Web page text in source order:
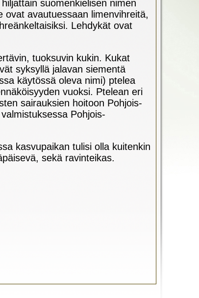
suomenkielisen nimen
ovat avautuessaan limenvihreitä,
Lehdykät ovat
tuoksuvin kukin. Kukat
syksyllä jalavan siementä
käytössä oleva nimi) ptelea
vuoksi. Ptelean eri
sairauksien hoitoon Pohjois-
Pohjois-
kasvupaikan tulisi olla kuitenkin
sekä ravinteikas.